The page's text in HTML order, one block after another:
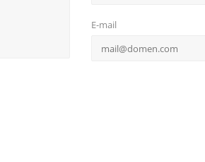
E-mail